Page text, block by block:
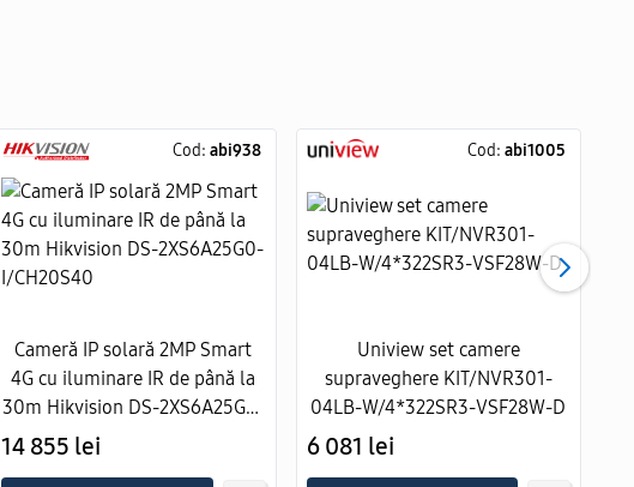
Cod: abi938
Cameră IP solară 2MP Smart
4G cu iluminare IR de până la
30m Hikvision DS-2XS6A25G0-
I/CH20S40
14 855 lei
Cod: abi1005
Uniview set camere
supraveghere KIT/NVR301-
04LB-W/4*322SR3-VSF28W-D
6 081 lei